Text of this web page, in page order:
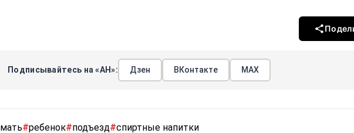
Подписывайтесь на «АН»: Дзен ВКонтакте МАХ
мать#ребенок#подъезд#спиртные напитки